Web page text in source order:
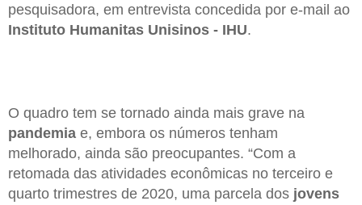
pesquisadora, em entrevista concedida por e-mail ao
Instituto Humanitas Unisinos - IHU.
O quadro tem se tornado ainda mais grave na
pandemia e, embora os números tenham
melhorado, ainda são preocupantes. “Com a
retomada das atividades econômicas no terceiro e
quarto trimestres de 2020, uma parcela dos jovens